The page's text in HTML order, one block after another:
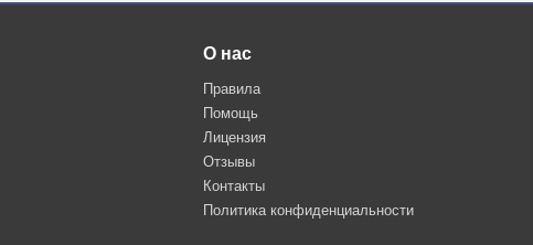
О нас
Правила
Помощь
Лицензия
Отзывы
Контакты
Политика конфиденциальности